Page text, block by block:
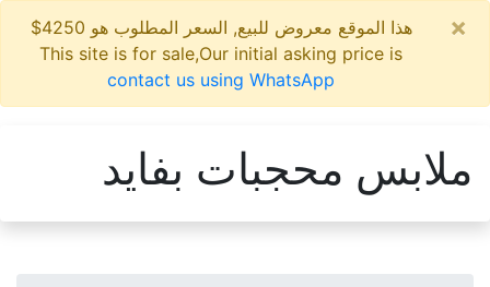
هذا الموقع معروض للبيع, السعر المطلوب هو 4250$
This site is for sale,Our initial asking price is
contact us using WhatsApp
ملابس محجبات بفايد